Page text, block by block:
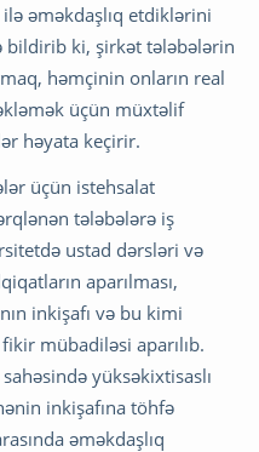
əməkdaşlıq etdiklərini
bildirib ki, şirkət tələbələrin
həmçinin onların real
üçün müxtəlif
həyata keçirir.
üçün istehsalat
tələbələrə iş
ustad dərsləri və
aparılması,
inkişafı və bu kimi
mübadiləsi aparılıb.
yüksəkixtisaslı
inkişafına töhfə
əməkdaşlıq